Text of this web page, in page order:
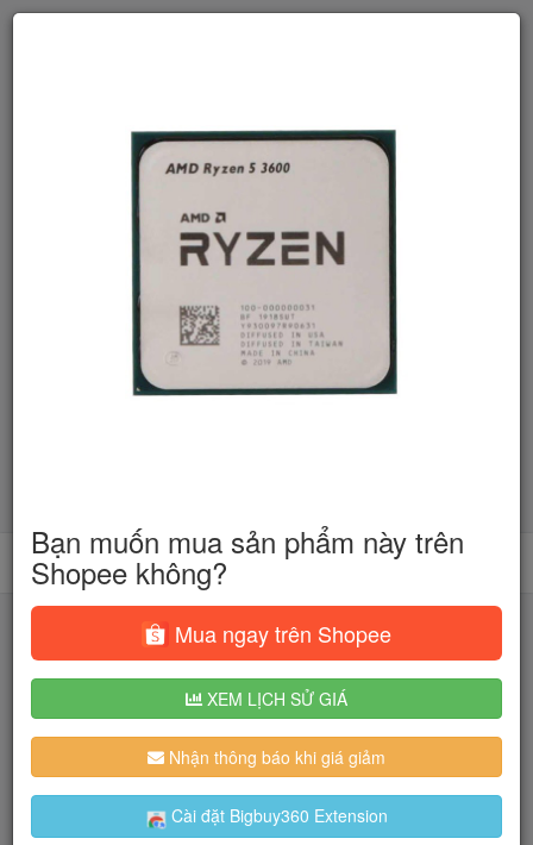
Tìm kiếm
Người dùng đang quan tâm đến 🔥...
Bạn muốn mua sản phẩm này trên
Shopee không?
Mua ngay trên Shopee
XEM LỊCH SỬ GIÁ
Nhận thông báo khi giá giảm
Cài đặt Bigbuy360 Extension